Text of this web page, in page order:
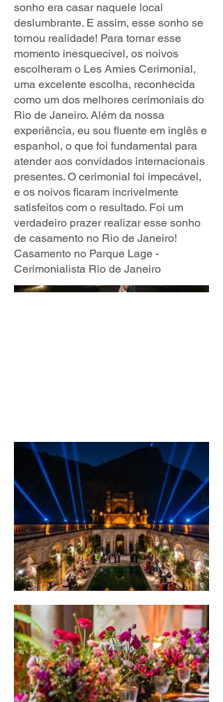
sonho era casar naquele local
deslumbrante. E assim, esse sonho se
tornou realidade! Para tornar esse
momento inesquecível, os noivos
escolheram o Les Amies Cerimonial,
uma excelente escolha, reconhecida
como um dos melhores cerimoniais do
Rio de Janeiro. Além da nossa
experiência, eu sou fluente em inglês e
espanhol, o que foi fundamental para
atender aos convidados internacionais
presentes. O cerimonial foi impecável,
e os noivos ficaram incrivelmente
satisfeitos com o resultado. Foi um
verdadeiro prazer realizar esse sonho
de casamento no Rio de Janeiro!
Casamento no Parque Lage -
Cerimonialista Rio de Janeiro